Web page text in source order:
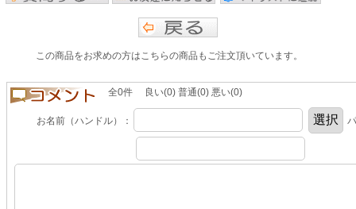
この商品をお求めの方はこちらの商品もご注文頂いています。
全0件 良い(0) 普通(0) 悪い(0)
お名前（ハンドル）：